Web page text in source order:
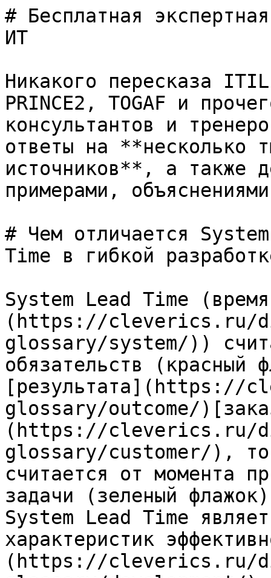
# Бесплатная
ИТ
Никакого пересказа
PRINCE2, TOGAF и
консультантов и
ответы на **несколько
источников**, а также
примерами,
# Чем отличается
Time в гибкой
System Lead Time
(https://cleverics.ru/
glossary/system/))
обязательств (красный
glossary/outcome/
(https://cleverics.ru/
glossary/customer/),
считается от момента
задачи (зеленый
System Lead Time
характеристик
(https://cleverics.ru/